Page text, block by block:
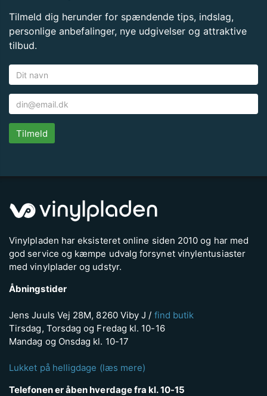
Tilmeld dig herunder for spændende tips, indslag,
personlige anbefalinger, nye udgivelser og attraktive
tilbud.
Tilmeld
Vinylpladen har eksisteret online siden 2010 og har med
god service og kæmpe udvalg forsynet vinylentusiaster
med vinylplader og udstyr.
Åbningstider
Jens Juuls Vej 28M, 8260 Viby J / find butik
Tirsdag, Torsdag og Fredag kl. 10-16
Mandag og Onsdag kl. 10-17
Lukket på helligdage (læs mere)
Telefonen er åben hverdage fra kl. 10-15